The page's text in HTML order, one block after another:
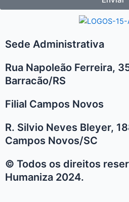
Sede Administrativa
Rua Napoleão Ferreira,
Barracão/RS
Filial Campos Novos
R. Silvio Neves Bleyer,
Campos Novos/SC
© Todos os direitos
Humaniza 2024.